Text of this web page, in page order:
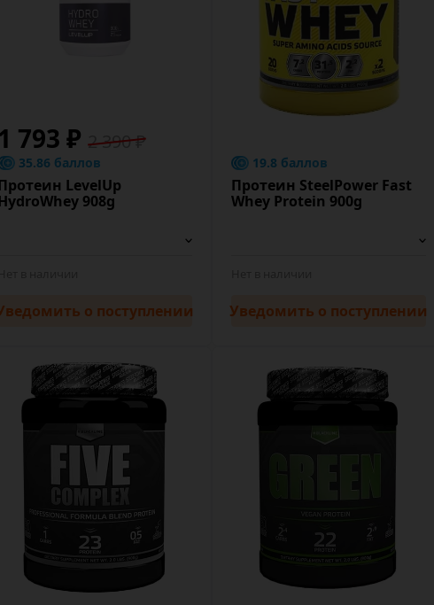
1 793 ₽ 2 390 ₽
35.86 баллов
LevelUp
908g
о поступлении
19.8 баллов
Протеин SteelPower Fast
Whey Protein 900g
Уведомить о поступлении